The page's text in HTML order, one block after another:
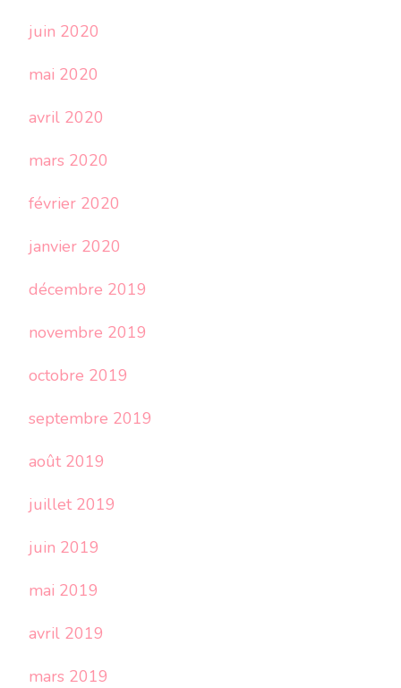
juin 2020
mai 2020
avril 2020
mars 2020
février 2020
janvier 2020
décembre 2019
novembre 2019
octobre 2019
septembre 2019
août 2019
juillet 2019
juin 2019
mai 2019
avril 2019
mars 2019